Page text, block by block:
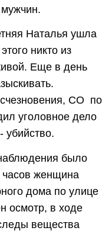
Наталья ушла
никто из
Еще в день
СО по
уголовное дело
убийство.
было
часов женщина
дома по улице
осмотр, в ходе
вещества